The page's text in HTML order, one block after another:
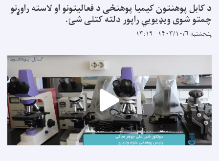
د کابل پوهنتون کیمیا پوهنځی د فعالیتونو او لاسته راوړنو
چمتو شوی ویډیویي راپور دلته کتلی شئ.
پنجشنبه ۱۴۰۳/۱۰/۶ - ۱۳:۱۹